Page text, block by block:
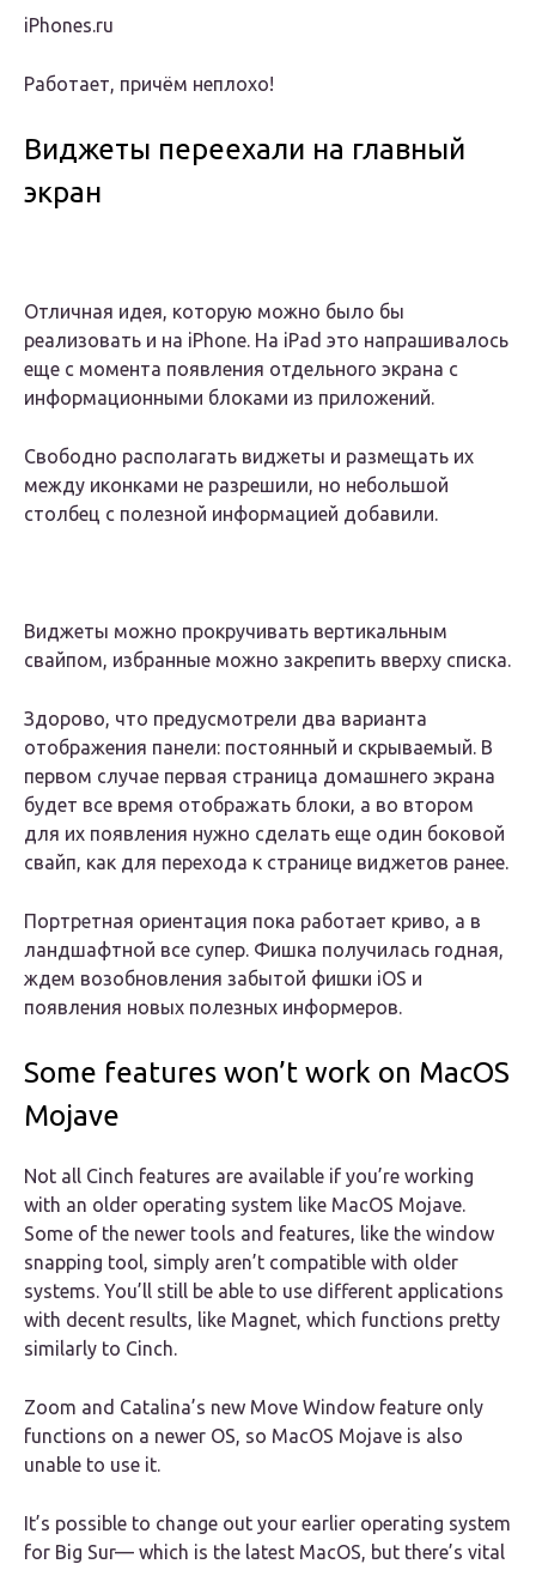
iPhones.ru
Работает, причём неплохо!
Виджеты переехали на главный
экран
Отличная идея, которую можно было бы
реализовать и на iPhone. На iPad это напрашивалось
еще с момента появления отдельного экрана с
информационными блоками из приложений.
Свободно располагать виджеты и размещать их
между иконками не разрешили, но небольшой
столбец с полезной информацией добавили.
Виджеты можно прокручивать вертикальным
свайпом, избранные можно закрепить вверху списка.
Здорово, что предусмотрели два варианта
отображения панели: постоянный и скрываемый. В
первом случае первая страница домашнего экрана
будет все время отображать блоки, а во втором
для их появления нужно сделать еще один боковой
свайп, как для перехода к странице виджетов ранее.
Портретная ориентация пока работает криво, а в
ландшафтной все супер. Фишка получилась годная,
ждем возобновления забытой фишки iOS и
появления новых полезных информеров.
Some features won’t work on MacOS
Mojave
Not all Cinch features are available if you’re working
with an older operating system like MacOS Mojave.
Some of the newer tools and features, like the window
snapping tool, simply aren’t compatible with older
systems. You’ll still be able to use different applications
with decent results, like Magnet, which functions pretty
similarly to Cinch.
Zoom and Catalina’s new Move Window feature only
functions on a newer OS, so MacOS Mojave is also
unable to use it.
It’s possible to change out your earlier operating system
for Big Sur— which is the latest MacOS, but there’s vital